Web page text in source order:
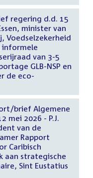
regering d.d. 15
minister van
Voedselzekerheid
informele
van 3-5
GLB-NSP en
de eco-
brief Algemene
mei 2026 - P.J.
van de
Rapport
Caribisch
aan strategische
Sint Eustatius